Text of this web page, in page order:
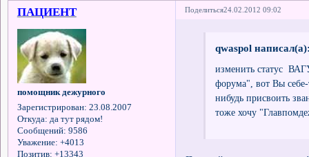
Поделиться24.02.2012 09:02
ПАЦИЕНТ
помощник дежурного
Зарегистрирован: 23.08.2007
Откуда: да тут рядом!
Сообщений: 9586
Уважение: +4013
Позитив: +13343
qwaspol
изменить статус
форума", вот Вы
нибудь присвоить
тоже хочу